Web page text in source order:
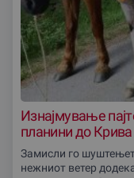
Изнајмување
планини до
Замисли го
нежниот ветер